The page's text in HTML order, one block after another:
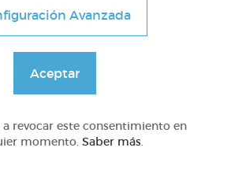
director de orquesta
DOCS (2)
Avanzada
Aceptar
a revocar este consentimiento en
momento. Saber más.